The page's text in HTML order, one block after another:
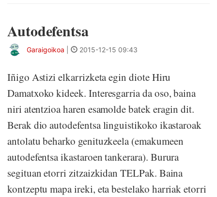
Autodefentsa
Garaigoikoa 2015-12-15 09:43
Iñigo Astizi elkarrizketa egin diote Hiru
Damatxoko kideek. Interesgarria da oso, baina
niri atentzioa haren esamolde batek eragin dit.
Berak dio autodefentsa linguistikoko ikastaroak
antolatu beharko genituzkeela (emakumeen
autodefentsa ikastaroen tankerara). Burura
segituan etorri zitzaizkidan TELPak. Baina
kontzeptu mapa ireki, eta bestelako harriak etorri